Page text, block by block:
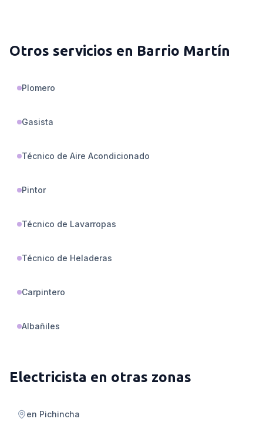
Otros servicios en Barrio Martín
Plomero
Gasista
Técnico de Aire Acondicionado
Pintor
Técnico de Lavarropas
Técnico de Heladeras
Carpintero
Albañiles
Electricista en otras zonas
en Pichincha